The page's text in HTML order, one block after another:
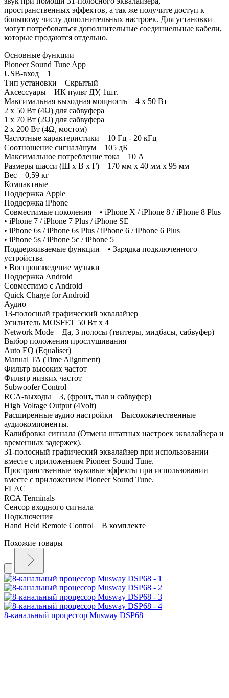
пространственных эффектов, а так же получите доступ к
большому числу дополнительных настроек. Для установки
могут потребоваться дополнительные соединиельные кабели,
которые продаются отдельно.
Основные функции
Pioneer Sound Tune App
USB-вход 1
Тип установки Скрытый
Аксессуары ИК пульт ДУ, 1шт.
Максимальная выходная мощность 4 x 50 Вт
2 x 50 Вт (4Ω) для сабвуфера
1 x 70 Вт (2Ω) для сабвуфера
2 x 200 Вт (4Ω, мостом)
Частотные характеристики 10 Гц - 20 кГц
Соотношение сигнал/шум 105 дБ
Максимальное потребление тока 10 А
Размеры шасси (Ш x В x Г) 170 мм x 40 мм x 95 мм
Вес 0,59 кг
Компактные
Поддержка Apple
Поддержка iPhone
Совместимые поколения • iPhone X / iPhone 8 / iPhone 8 Plus
• iPhone 7 / iPhone 7 Plus / iPhone SE
• iPhone 6s / iPhone 6s Plus / iPhone 6 / iPhone 6 Plus
• iPhone 5s / iPhone 5c / iPhone 5
Поддерживаемые функции • Зарядка подключенного
устройства
• Воспроизведение музыки
Поддержка Android
Совместимо с Android
Quick Charge for Android
Аудио
13-полосный графический эквалайзер
Усилитель MOSFET 50 Вт x 4
Network Mode Да, 3 полосы (твитеры, мидбасы, сабвуфер)
Выбор положения прослушивания
Auto EQ (Equaliser)
Manual TA (Time Alignment)
Фильтр высоких частот
Фильтр низких частот
Subwoofer Control
RCA-выходы 3, (фронт, тыл и сабвуфер)
High Voltage Output (4Volt)
Расширенные аудио настройки Высококачественные
аудиокомпоненты.
Калибровка сигнала (Отмена штатных настроек эквалайзера и
временных задержек).
31-полосный графический эквалайзер при использовании
вместе с приложением Pioneer Sound Tune.
Пространственные звуковые эффекты при использовании
вместе с приложением Pioneer Sound Tune.
FLAC
RCA Terminals
Сенсор входного сигнала
Подключения
Hand Held Remote Control В комплекте
Похожие товары
8-канальный процессор Musway DSP68